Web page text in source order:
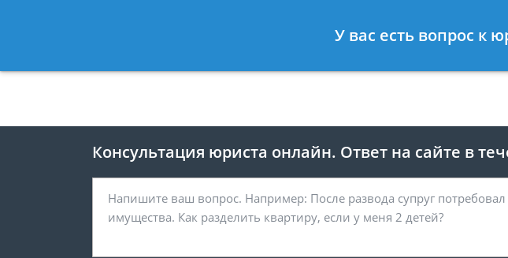
8 812 425-67-81
Консультация юриста онлайн. Ответ на сайте в
У вас есть вопрос к